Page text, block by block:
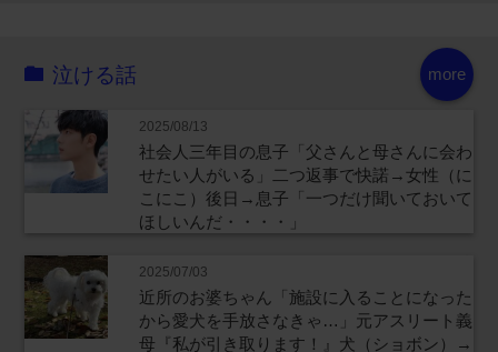
more
泣ける話
2025/08/13
社会人三年目の息子「父さんと母さんに会わ
せたい人がいる」二つ返事で快諾→女性（に
こにこ）後日→息子「一つだけ聞いておいて
ほしいんだ・・・・」
2025/07/03
近所のお婆ちゃん「施設に入ることになった
から愛犬を手放さなきゃ…」元アスリート義
母『私が引き取ります！』犬（ショボン）→